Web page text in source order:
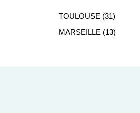
TOULOUSE (31)
MARSEILLE (13)